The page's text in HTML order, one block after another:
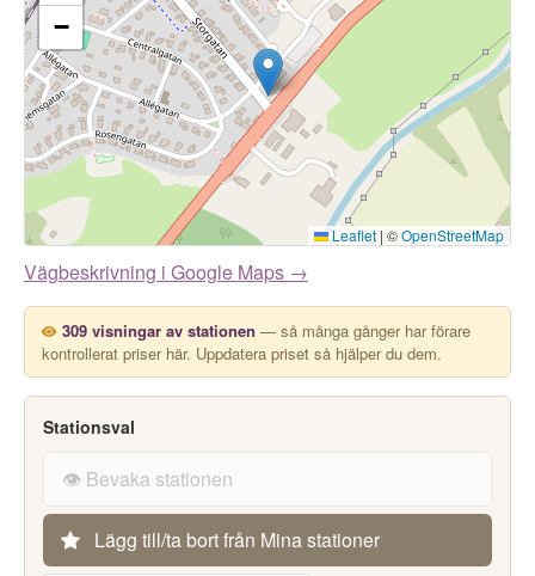
−
Leaflet | ©OpenStreetMap
Vägbeskrivning i Google Maps →
309 visningar av stationen — så många gånger har förare
kontrollerat priser här. Uppdatera priset så hjälper du dem.
Stationsval
👁️ Bevaka stationen
Lägg till/ta bort från Mina stationer